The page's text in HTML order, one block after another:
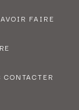
FAIRE
CONTACTER